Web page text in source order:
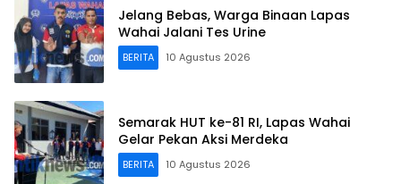
Jelang Bebas, Warga Binaan Lapas
Wahai Jalani Tes Urine
BERITA 10 Agustus 2026
Semarak HUT ke-81 RI, Lapas Wahai
Gelar Pekan Aksi Merdeka
BERITA 10 Agustus 2026